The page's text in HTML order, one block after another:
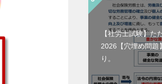
【社労士試験】た
2026【穴埋め問題
り。